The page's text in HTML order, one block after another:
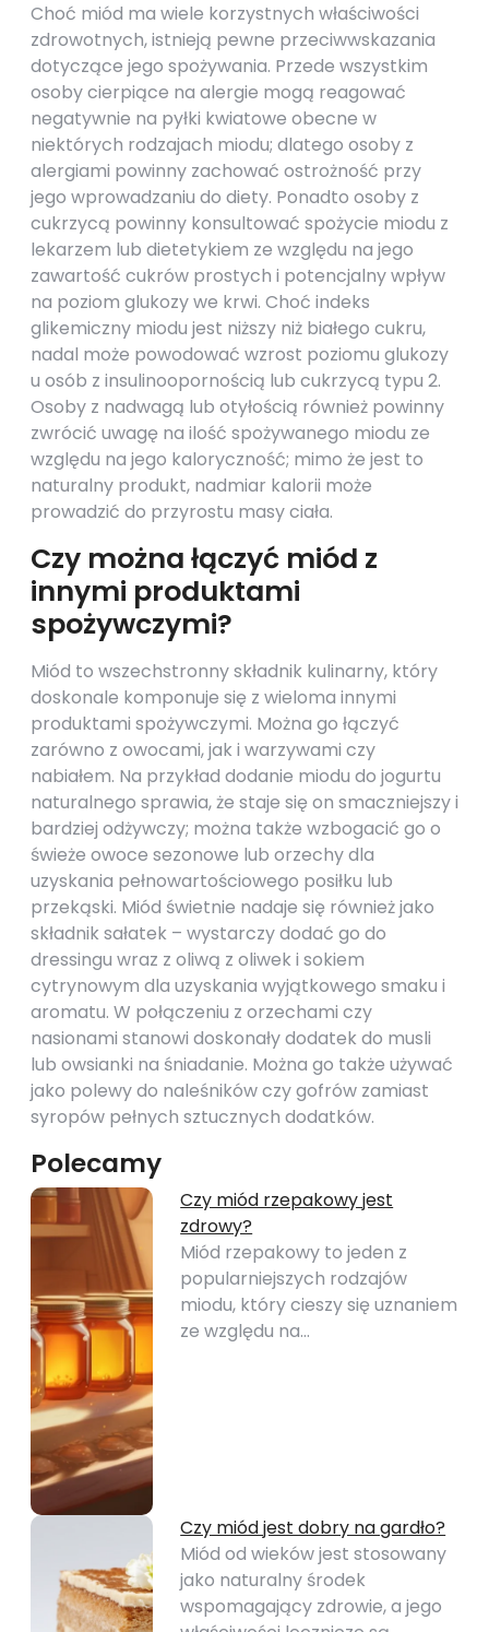
Choć miód ma wiele korzystnych właściwości
zdrowotnych, istnieją pewne przeciwwskazania
dotyczące jego spożywania. Przede wszystkim
osoby cierpiące na alergie mogą reagować
negatywnie na pyłki kwiatowe obecne w
niektórych rodzajach miodu; dlatego osoby z
alergiami powinny zachować ostrożność przy
jego wprowadzaniu do diety. Ponadto osoby z
cukrzycą powinny konsultować spożycie miodu z
lekarzem lub dietetykiem ze względu na jego
zawartość cukrów prostych i potencjalny wpływ
na poziom glukozy we krwi. Choć indeks
glikemiczny miodu jest niższy niż białego cukru,
nadal może powodować wzrost poziomu glukozy
u osób z insulinoopornością lub cukrzycą typu 2.
Osoby z nadwagą lub otyłością również powinny
zwrócić uwagę na ilość spożywanego miodu ze
względu na jego kaloryczność; mimo że jest to
naturalny produkt, nadmiar kalorii może
prowadzić do przyrostu masy ciała.
Czy można łączyć miód z
innymi produktami
spożywczymi?
Miód to wszechstronny składnik kulinarny, który
doskonale komponuje się z wieloma innymi
produktami spożywczymi. Można go łączyć
zarówno z owocami, jak i warzywami czy
nabiałem. Na przykład dodanie miodu do jogurtu
naturalnego sprawia, że staje się on smaczniejszy i
bardziej odżywczy; można także wzbogacić go o
świeże owoce sezonowe lub orzechy dla
uzyskania pełnowartościowego posiłku lub
przekąski. Miód świetnie nadaje się również jako
składnik sałatek – wystarczy dodać go do
dressingu wraz z oliwą z oliwek i sokiem
cytrynowym dla uzyskania wyjątkowego smaku i
aromatu. W połączeniu z orzechami czy
nasionami stanowi doskonały dodatek do musli
lub owsianki na śniadanie. Można go także używać
jako polewy do naleśników czy gofrów zamiast
syropów pełnych sztucznych dodatków.
Polecamy
Czy miód rzepakowy jest
zdrowy?
Miód rzepakowy to jeden z
popularniejszych rodzajów
miodu, który cieszy się uznaniem
ze względu na…
Czy miód jest dobry na gardło?
Miód od wieków jest stosowany
jako naturalny środek
wspomagający zdrowie, a jego